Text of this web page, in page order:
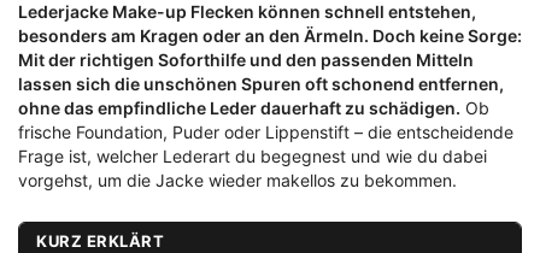
Lederjacke Make-up Flecken können schnell entstehen,
besonders am Kragen oder an den Ärmeln. Doch keine Sorge:
Mit der richtigen Soforthilfe und den passenden Mitteln
lassen sich die unschönen Spuren oft schonend entfernen,
ohne das empfindliche Leder dauerhaft zu schädigen. Ob
frische Foundation, Puder oder Lippenstift – die entscheidende
Frage ist, welcher Lederart du begegnest und wie du dabei
vorgehst, um die Jacke wieder makellos zu bekommen.
KURZ ERKLÄRT